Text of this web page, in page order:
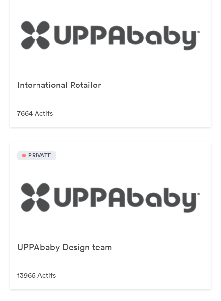
International Retailer
7664 Actifs
PRIVATE
UPPAbaby Design team
13965 Actifs